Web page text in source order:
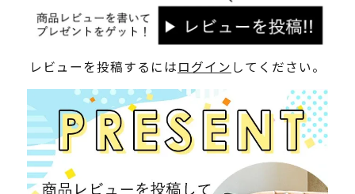
レビューを投稿するにはログイン してください。